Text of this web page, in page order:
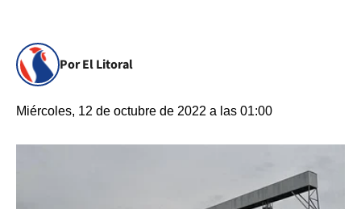
Por El Litoral
Miércoles, 12 de octubre de 2022 a las 01:00